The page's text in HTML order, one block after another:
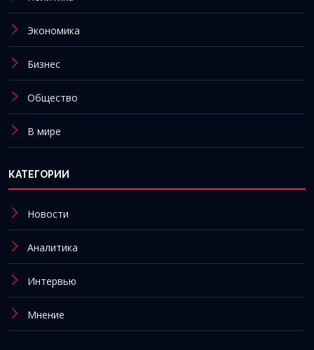
Экономика
Бизнес
Общество
В мире
КАТЕГОРИИ
Новости
Аналитика
Интервью
Мнение